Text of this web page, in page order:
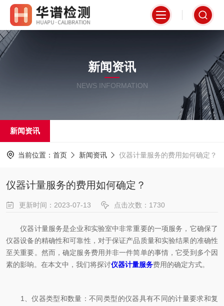
新闻资讯
NEWS INFORMATION
新闻资讯
当前位置： 首页 新闻资讯 仪器计量服务的费用如何确定？
仪器计量服务的费用如何确定？
更新时间：2023-07-13 点击次数：1730
仪器计量服务是企业和实验室中非常重要的一项服务，它确保了
仪器设备的精确性和可靠性，对于保证产品质量和实验结果的准确性
至关重要。然而，确定服务费用并非一件简单的事情，它受到多个因
素的影响。在本文中，我们将探讨仪器计量服务费用的确定方式。
1、仪器类型和数量：不同类型的仪器具有不同的计量要求和复